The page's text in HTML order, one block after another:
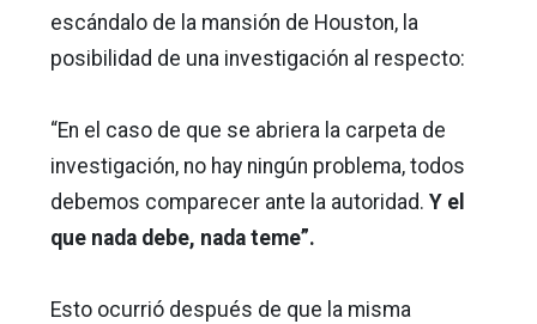
escándalo de la mansión de Houston, la
posibilidad de una investigación al respecto:
“En el caso de que se abriera la carpeta de
investigación, no hay ningún problema, todos
debemos comparecer ante la autoridad. Y el
que nada debe, nada teme”.
Esto ocurrió después de que la misma